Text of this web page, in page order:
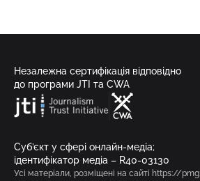
Незалежна сертифікація відповідно
до програми JTI та CWA
Суб’єкт у сфері онлайн-медіа;
ідентифікатор медіа – R40-03130
Усі матеріали, розміщені на сайті https://